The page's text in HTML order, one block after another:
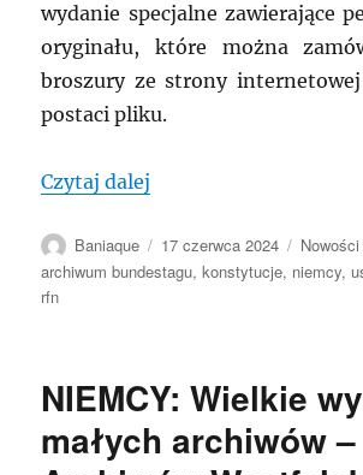
wydanie specjalne zawierające
oryginału, które można
broszury ze strony
postaci pliku.
Czytaj dalej
Autor
Baniaque
Data
publikacji
17 czerwca 2024
archiwum bundestagu,konstytucje, niemcy,
rfn
NIEMCY: Wielkie
małych archiwów